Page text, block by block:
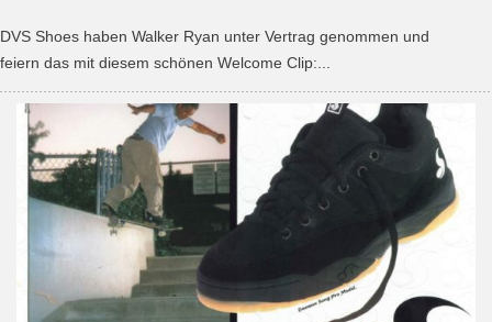
DVS Shoes haben Walker Ryan unter Vertrag genommen und
feiern das mit diesem schönen Welcome Clip:...